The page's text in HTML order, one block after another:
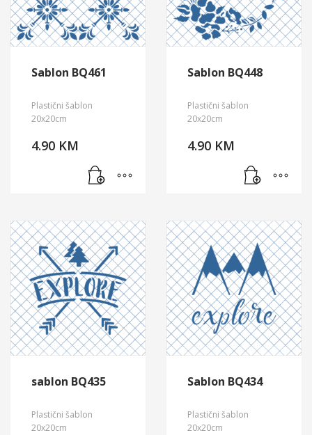
Sablon BQ461
Plastični šablon
20x20cm
4.90 KM
Sablon BQ448
Plastični šablon
20x20cm
4.90 KM
sablon BQ435
Plastični šablon
20x20cm
Sablon BQ434
Plastični šablon
20x20cm